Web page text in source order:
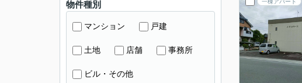
一棟アパート
物件種別
マンション 戸建
土地 店舗 事務所
ビル・その他